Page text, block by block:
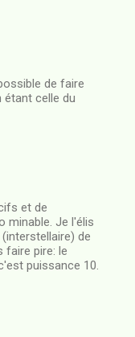
de faire
celle du
et de
minable. Je l'élis
de
faire pire: le
puissance 10.